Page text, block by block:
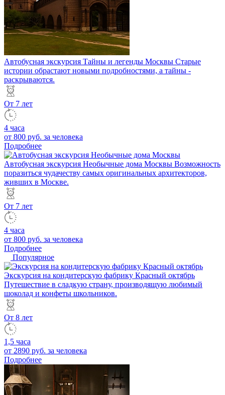
Автобусная экскурсия Тайны и легенды Москвы Старые
истории обрастают новыми подробностями, а тайны -
раскрываются.
От 7 лет
4 часа
от 800 руб. за человека
Подробнее
Автобусная экскурсия Необычные дома Москвы Возможность
поразиться чудачеству самых оригинальных архитекторов,
живших в Москве.
От 7 лет
4 часа
от 800 руб. за человека
Подробнее
Популярное
Экскурсия на кондитерскую фабрику Красный октябрь
Путешествие в сладкую страну, производящую любимый
шоколад и конфеты школьников.
От 8 лет
1,5 часа
от 2890 руб. за человека
Подробнее